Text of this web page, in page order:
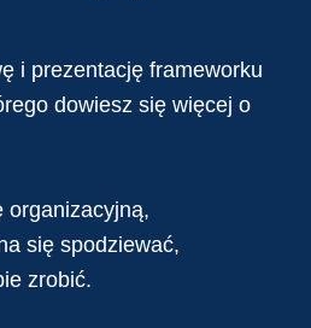
i prezentację frameworku
dowiesz się więcej o
organizacyjną,
się spodziewać,
zrobić.